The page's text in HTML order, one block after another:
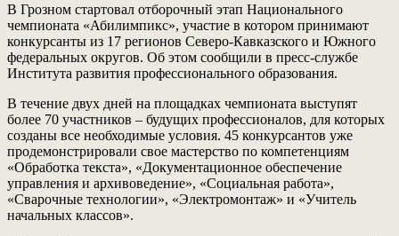
В Грозном стартовал отборочный этап Национального
чемпионата «Абилимпикс», участие в котором принимают
конкурсанты из 17 регионов Северо-Кавказского и Южного
федеральных округов. Об этом сообщили в пресс-службе
Института развития профессионального образования.
В течение двух дней на площадках чемпионата выступят
более 70 участников – будущих профессионалов, для которых
созданы все необходимые условия. 45 конкурсантов уже
продемонстрировали свое мастерство по компетенциям
«Обработка текста», «Документационное обеспечение
управления и архивоведение», «Социальная работа»,
«Сварочные технологии», «Электромонтаж» и «Учитель
начальных классов».